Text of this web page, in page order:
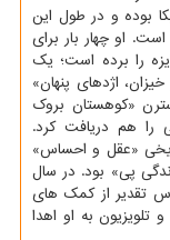
آمریکا بوده و در طول این
او چهار بار برای
را برده است؛ یک
«ببر خیزان، اژدهای پنهان»
عاشقانه وسترن «کوهستان بروک
را هم دریافت کرد.
برای درام تاریخی «عقل و احساس»
«زندگی پی» بود. در سال
پاس تقدیر از کمک های
تلویزیون به او اهدا